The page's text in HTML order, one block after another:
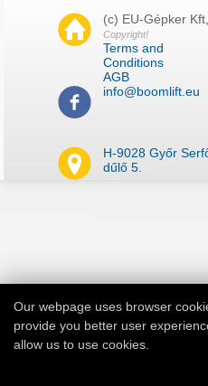
Our webpage uses browser
provide you better user
allow us to use cookies.
(c) EU-Gépker Kft,
Copyright!
Terms and
Conditions
AGB
info@boomlift.eu
H-9028 Győr
dűlő 5.